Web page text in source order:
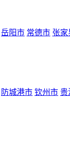
岳阳市 常德市 张家
防城港市 钦州市 贵